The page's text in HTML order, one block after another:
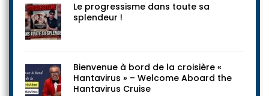
Le progressisme dans toute sa
splendeur !
Bienvenue à bord de la croisière «
Hantavirus » – Welcome Aboard the
Hantavirus Cruise